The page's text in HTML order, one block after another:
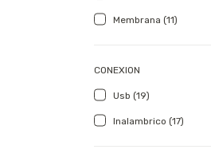
Membrana (11)
CONEXION
Usb (19)
Inalambrico (17)